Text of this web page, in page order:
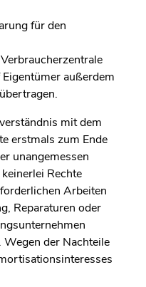
für den
außerdem
mit dem
erstmals zum Ende
unangemessen
Rechte
Arbeiten
Reparaturen oder
der Nachteile